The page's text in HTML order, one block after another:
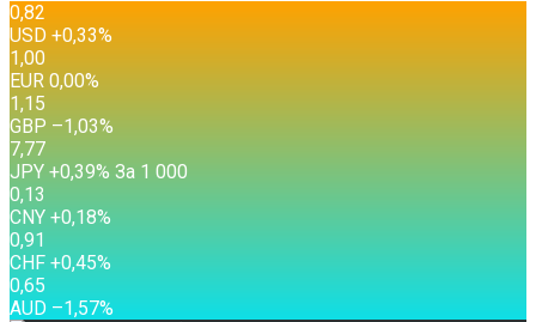
0,82
USD +0,33%
1,00
EUR 0,00%
1,15
GBP –1,03%
7,77
JPY +0,39% За 1 000
0,13
CNY +0,18%
0,91
CHF +0,45%
0,65
AUD –1,57%